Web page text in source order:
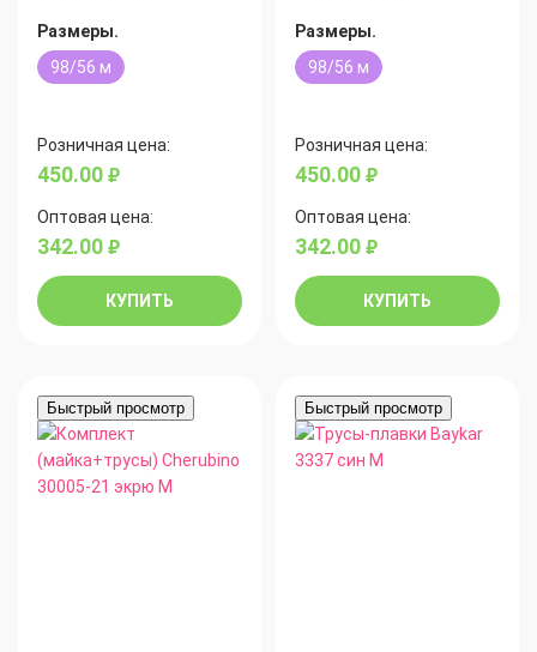
Размеры.
98/56 м
Розничная цена:
450.00 руб.
Оптовая цена:
342.00 руб.
КУПИТЬ
Размеры.
98/56 м
Розничная цена:
450.00руб.
Оптовая цена:
342.00руб.
КУПИТЬ
Быстрый просмотр Быстрый просмотр